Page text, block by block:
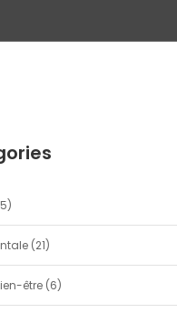
(21)
être (6)